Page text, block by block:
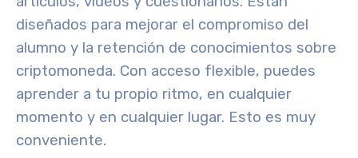
diseñados para mejorar el compromiso del
alumno y la retención de conocimientos sobre
criptomoneda. Con acceso flexible, puedes
aprender a tu propio ritmo, en cualquier
momento y en cualquier lugar. Esto es muy
conveniente.